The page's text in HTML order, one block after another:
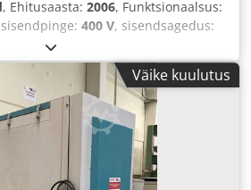
, Ehitusaasta: 2006, Funktsionaalsus:
400 V, sisendsagedus:
kolmefaasiline
6 000 m³/h,
300 mm , filtripindala:30 m²,
, kogupikkus: 3 000 mm, kogulaius:
900 kg,
Väike kuulutus